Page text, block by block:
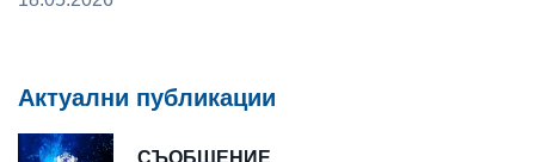
Актуални публикации